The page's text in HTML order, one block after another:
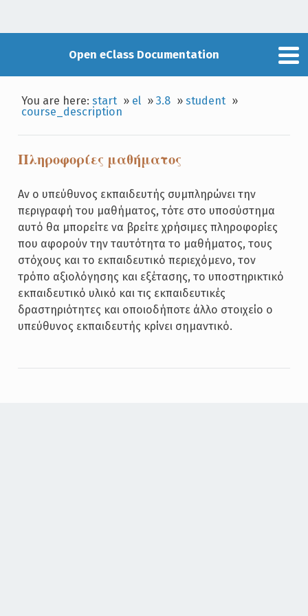
Open eClass Documentation
You are here:start » el »3.8 »student »
course_description
Πληροφορίες μαθήματος
Αν ο υπεύθυνος εκπαιδευτής συμπληρώνει την
περιγραφή του μαθήματος, τότε στο υποσύστημα
αυτό θα μπορείτε να βρείτε χρήσιμες πληροφορίες
που αφορούν την ταυτότητα το μαθήματος, τους
στόχους και το εκπαιδευτικό περιεχόμενο, τον
τρόπο αξιολόγησης και εξέτασης, το υποστηρικτικό
εκπαιδευτικό υλικό και τις εκπαιδευτικές
δραστηριότητες και οποιοδήποτε άλλο στοιχείο ο
υπεύθυνος εκπαιδευτής κρίνει σημαντικό.